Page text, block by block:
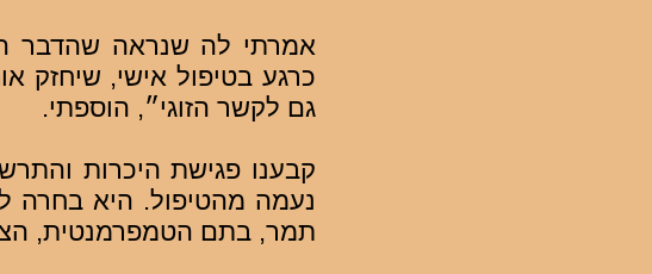
אמרתי לה שנראה שהדבר
כרגע בטיפול אישי, שיחזק
גם לקשר הזוגי״, הוספתי.
קבענו פגישת היכרות
נעמה מהטיפול. היא בחרה
תמר, בתם הטמפרמנטית,